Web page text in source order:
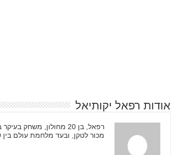
אודות רפאל יקותיאל
מכור לטקן, ובעד מלחמת עולם בין Intel, AMD, ו-Nvidia.